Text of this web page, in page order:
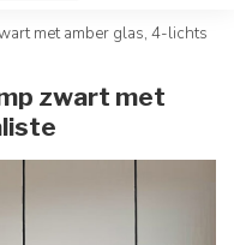
met amber glas, 4-lichts
zwart met